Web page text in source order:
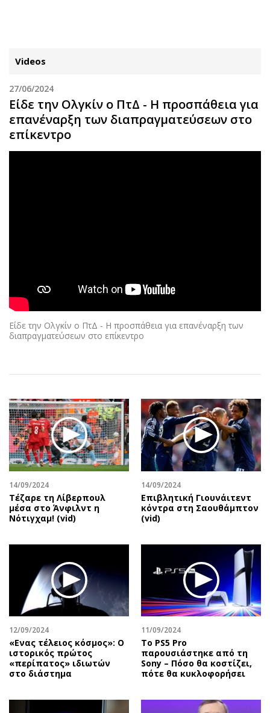
ΚΑΤΗΓΟΡΙΕΣ ΣΥΝΔΕΣΗ
Κύπρος
Παιδεία
Κύπρος
Διεθνή
Real Estate
Επιχειρήσεις
Αγορές
Money Review
AstroBank Properties
Trends
Ενέργεια
Ναυτιλία
Περιβάλλον
Κόσμος
Παράξενα
Πολιτισμός
Σινεμά
Θέατρο-Χορός
Μουσική
Βιβλίο
Απόψεις
Geek
Social
Οικονομία
Γενικά
Αναδρομές
Πρόσωπα
Περιβάλλον
Good Life
Γυναίκα
Ταξίδια
Media
Εκπομπές
Wine routes
Podcasts
Uncut
Προσωπικότητες στην ''Κ''
Videos
27/06/2024
Είδε την Ολγκίν ο ΠτΔ - Η προσπάθεια για
επανέναρξη των διαπραγματεύσεων στο
επίκεντρο
Είδε την Ολγκίν ο ΠτΔ - Η προσπάθεια για επανέναρξη των
διαπραγματεύσεων στο επίκεντρο
14/09/2024
Τέζαρε τη Λίβερπουλ
μέσα στο Άνφιλντ η
Νότιγχαμ! (vid)
14/09/2024
Επιβλητική Γιουνάιτεντ
κόντρα στη Σαουθάμπτον
(vid)
12/09/2024
«Ενας τέλειος κόσμος»: Ο
ιστορικός πρώτος
«περίπατος» ιδιωτών
στο διάστημα
11/09/2024
Το PS5 Pro
παρουσιάστηκε από τη
Sony – Πόσο θα κοστίζει,
πότε θα κυκλοφορήσει